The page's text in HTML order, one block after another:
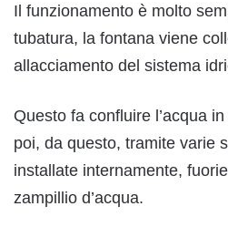
Il funzionamento è molto
tubatura, la fontana viene
allacciamento del sistema
Questo fa confluire l’acqua
poi, da questo, tramite varie
installate internamente,
zampillio d’acqua.